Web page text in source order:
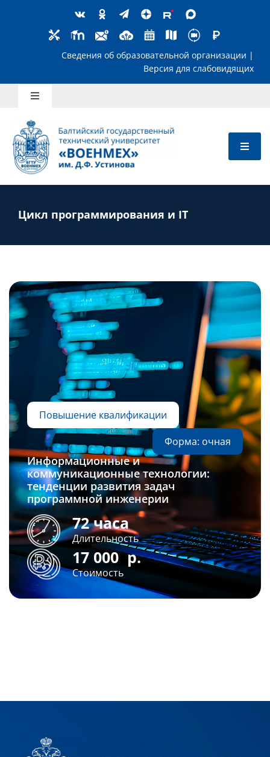
Сведения об образовательной
Toggle
Школьникам
Абитуриентам
Преподавателям
Слушателям
Партнерам
Цикл программирования и IT
Повышение квалификации
Форма: очная
Информационные и
коммуникационные технологии:
тенденции развития задач
программной инженерии
72 часа
Длительность
17 000р.
Стоимость